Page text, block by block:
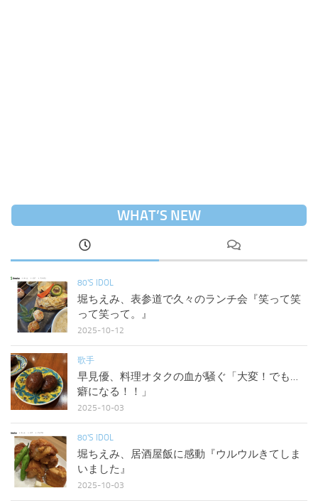
WHAT’S NEW
80'S IDOL
堀ちえみ、表参道で久々のランチ会『笑って笑
って笑って。』
2025-10-12
歌手
早見優、料理オタクの血が騒ぐ「大変！でも…
癖になる！！」
2025-10-03
80'S IDOL
堀ちえみ、居酒屋飯に感動『ウルウルきてしま
いました』
2025-10-03